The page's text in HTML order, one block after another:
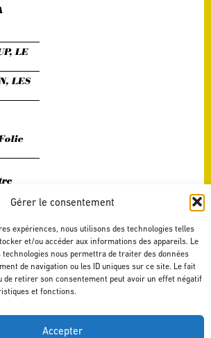
Gérer le consentement
expériences, nous utilisons des technologies telles
et/ou accéder aux informations des appareils. Le
nous permettra de traiter des données
de navigation ou les ID uniques sur ce site. Le fait
de retirer son consentement peut avoir un effet négatif
et fonctions.
Accepter
LE
LES
l'Orb,
Amis